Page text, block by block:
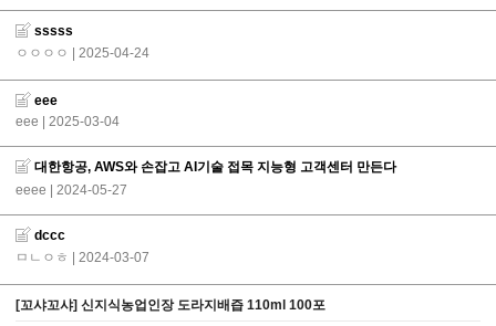
sssss
ㅇㅇㅇㅇ | 2025-04-24
eee
eee | 2025-03-04
대한항공, AWS와 손잡고 AI기술 접목 지능형 고객센터 만든다
eeee | 2024-05-27
dccc
ㅁㄴㅇㅎ | 2024-03-07
[꼬샤꼬샤] 신지식농업인장 도라지배즙 110ml 100포